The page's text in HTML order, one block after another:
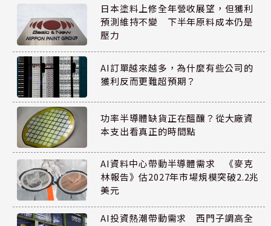
日本塗料上修全年營收展望，但獲利
預測維持不變 下半年原料成本仍是
壓力
AI訂單越來越多，為什麼有些公司的
獲利反而更難超預期？
功率半導體缺貨正在醞釀？從大廠資
本支出看真正的時間點
AI資料中心帶動半導體需求 《麥克
林報告》估2027年市場規模突破2.2兆
美元
AI投資熱潮帶動需求 西門子調高全